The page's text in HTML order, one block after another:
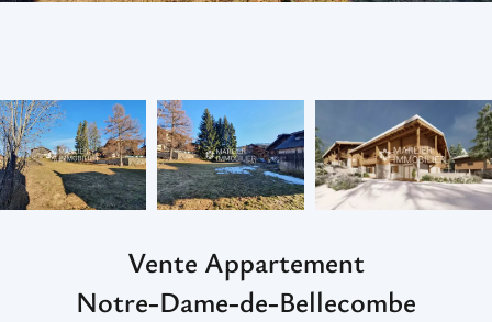
Vente Appartement
Notre-Dame-de-Bellecombe